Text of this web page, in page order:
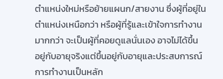
ตำแหน่งใหม่หรือย้ายแผนก/สายงาน ซึ่งผู้ที่อยู่ใน
ตำแหน่งเหนือกว่า หรือผู้ที่รู้และเข้าใจการทำงาน
มากกว่า จะเป็นผู้ที่คอยดูแลนั่นเอง อาจไม่ได้ขึ้น
อยู่กับอายุจริงแต่ขึ้นอยู่กับอายุและประสบการณ์
การทำงานเป็นหลัก